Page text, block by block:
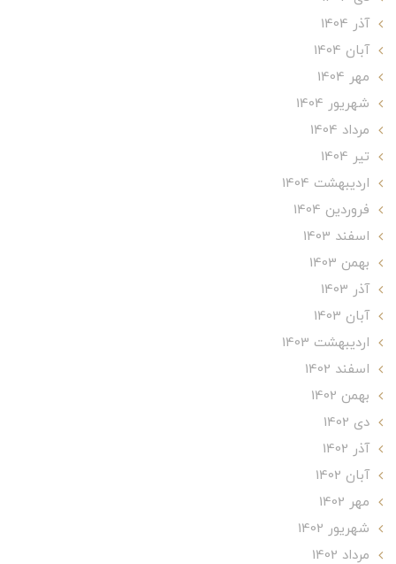
آذر 1404
آبان 1404
مهر 1404
شهریور 1404
مرداد 1404
تير 1404
ارديبهشت 1404
فروردین 1404
اسفند 1403
بهمن 1403
آذر 1403
آبان 1403
ارديبهشت 1403
اسفند 1402
بهمن 1402
دی 1402
آذر 1402
آبان 1402
مهر 1402
شهریور 1402
مرداد 1402